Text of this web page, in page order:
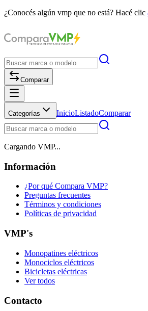
¿Conocés algún vmp que no está? Hacé clic
Comparar
Categorías InicioListadoComparar
Cargando VMP...
Información
¿Por qué Compara VMP?
Preguntas frecuentes
Términos y condiciones
Políticas de privacidad
VMP's
Monopatines eléctricos
Monociclos eléctricos
Bicicletas eléctricas
Ver todos
Contacto